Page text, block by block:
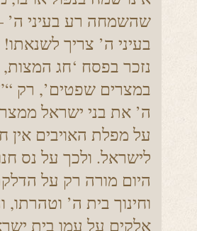
שהשמחה רע בעיני
בעיני ה’ צריך לשנאתו!
נזכר בפסח ‘חג
במצרים שפטים’, רק
ה’ את בני ישראל
על מפלת האויבים אין
לישראל. ולכך על נס
היום מורה רק על
וחינוך בית ה’
אלקים על עמו בית